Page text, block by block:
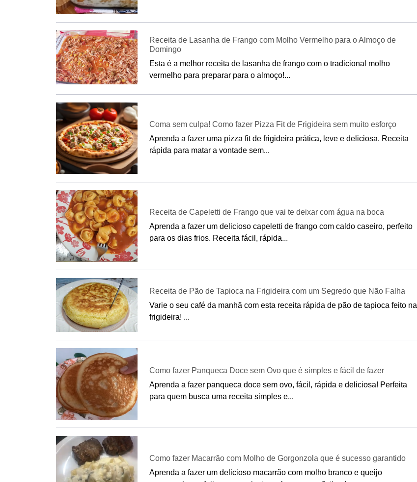
Receita de Lasanha de Frango com Molho Vermelho para o Almoço de
Domingo
Esta é a melhor receita de lasanha de frango com o tradicional molho
vermelho para preparar para o almoço!...
Coma sem culpa! Como fazer Pizza Fit de Frigideira sem muito esforço
Aprenda a fazer uma pizza fit de frigideira prática, leve e deliciosa. Receita
rápida para matar a vontade sem...
Receita de Capeletti de Frango que vai te deixar com água na boca
Aprenda a fazer um delicioso capeletti de frango com caldo caseiro, perfeito
para os dias frios. Receita fácil, rápida...
Receita de Pão de Tapioca na Frigideira com um Segredo que Não Falha
Varie o seu café da manhã com esta receita rápida de pão de tapioca feito na
frigideira! ...
Como fazer Panqueca Doce sem Ovo que é simples e fácil de fazer
Aprenda a fazer panqueca doce sem ovo, fácil, rápida e deliciosa! Perfeita
para quem busca uma receita simples e...
Como fazer Macarrão com Molho de Gorgonzola que é sucesso garantido
Aprenda a fazer um delicioso macarrão com molho branco e queijo